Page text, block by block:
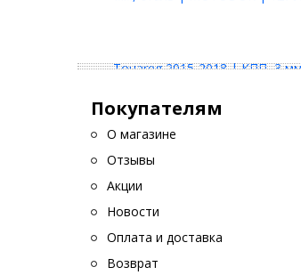
Покупателям
О магазине
Отзывы
Акции
Новости
Оплата и доставка
Возврат